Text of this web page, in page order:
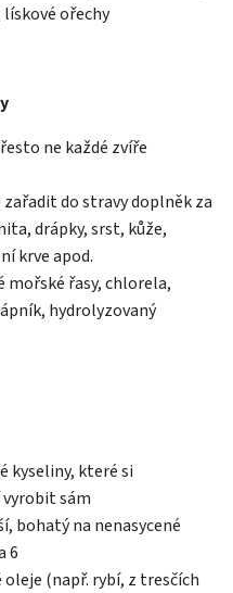
ořechy
ne každé zvíře
do stravy doplněk za
drápky, srst, kůže,
krve apod.
mořské řasy, chlorela,
hydrolyzovaný
kyseliny, které si
sám
bohatý na nenasycené
6
(např. rybí, z tresčích